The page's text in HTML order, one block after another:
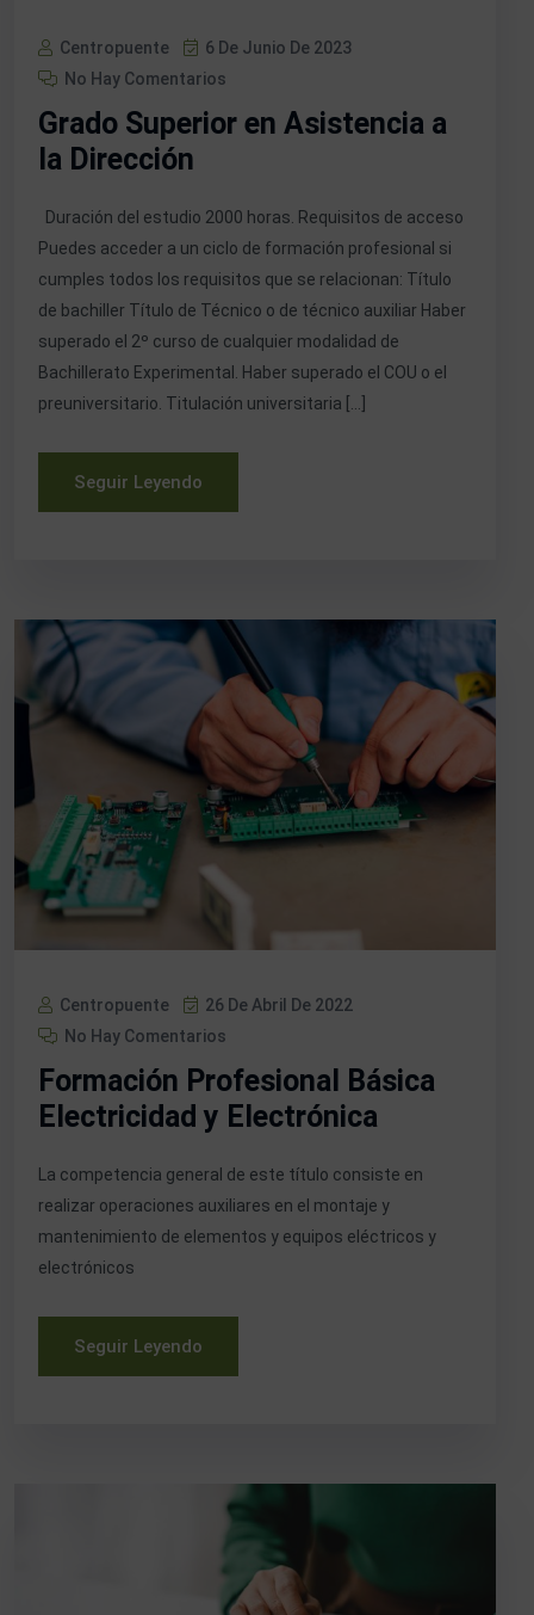
Centropuente
6 De Junio De 2023
No Hay Comentarios
Grado Superior en Asistencia a
la Dirección
Duración del estudio 2000 horas. Requisitos de acceso
Puedes acceder a un ciclo de formación profesional si
cumples todos los requisitos que se relacionan: Título
de bachiller Título de Técnico o de técnico auxiliar Haber
superado el 2º curso de cualquier modalidad de
Bachillerato Experimental. Haber superado el COU o el
preuniversitario. Titulación universitaria […]
Seguir Leyendo
Centropuente
26 De Abril De 2022
No Hay Comentarios
Formación Profesional Básica
Electricidad y Electrónica
La competencia general de este título consiste en
realizar operaciones auxiliares en el montaje y
mantenimiento de elementos y equipos eléctricos y
electrónicos
Seguir Leyendo